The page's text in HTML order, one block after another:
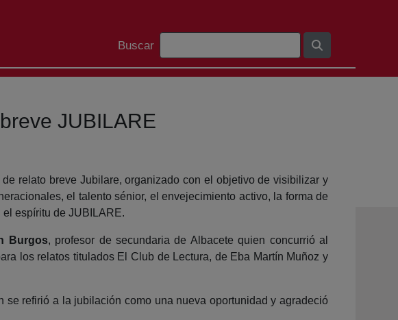
Barra de búsqueda
Buscar
JUBILARE
relato breve Jubilare, organizado con el objetivo de visibilizar y
el talento sénior, el envejecimiento activo, la forma de
espíritu de JUBILARE.
Burgos, profesor de secundaria de Albacete quien concurrió al
los relatos titulados El Club de Lectura, de Eba Martín Muñoz y
refirió a la jubilación como una nueva oportunidad y agradeció